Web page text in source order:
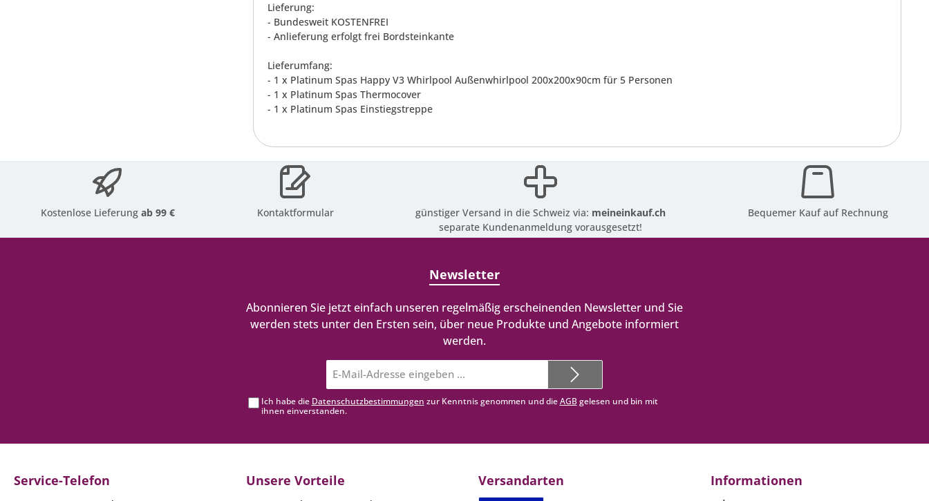
Lieferung:
- Bundesweit KOSTENFREI
- Anlieferung erfolgt frei Bordsteinkante
Lieferumfang:
- 1 x Platinum Spas Happy V3 Whirlpool Außenwhirlpool 200x200x90cm für 5 Personen
- 1 x Platinum Spas Thermocover
- 1 x Platinum Spas Einstiegstreppe
Kostenlose Lieferungab 99 € Kontaktformular günstiger Versand in die Schweiz via: meineinkauf.ch
separate Kundenanmeldung vorausgesetzt!
Bequemer Kauf auf Rechnung
Newsletter
Abonnieren Sie jetzt einfach unseren regelmäßig erscheinenden Newsletter und Sie
werden stets unter den Ersten sein, über neue Produkte und Angebote informiert
werden.
Mail-
Adresse*
Ich habe die Datenschutzbestimmungen zur Kenntnis genommen und dieAGBgelesen und bin mit
ihnen einverstanden.
Service-Telefon Unsere Vorteile Versandarten Informationen